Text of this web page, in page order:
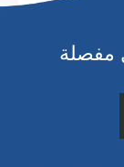
مفصلة